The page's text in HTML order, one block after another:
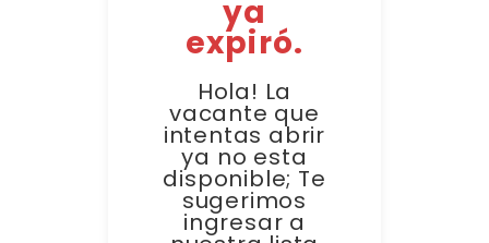
ya
expiró.
Hola! La
vacante que
intentas abrir
ya no esta
disponible; Te
sugerimos
ingresar a